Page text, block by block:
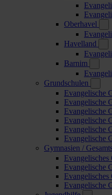
Oberhavel
Havelland
Barnim
Grundschulen
Evangelische
Evangelische
Evangelische
Evangelische
Evangelische
Evangelische
Gymnasien /
Evangelische
Evangelische